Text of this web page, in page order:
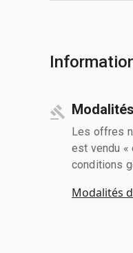
Les offres
est vendu «
conditions
Modalités